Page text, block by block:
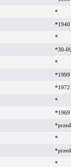
*
*1940
*
*30-
*
*1999
*1972
*
*1969
*
*